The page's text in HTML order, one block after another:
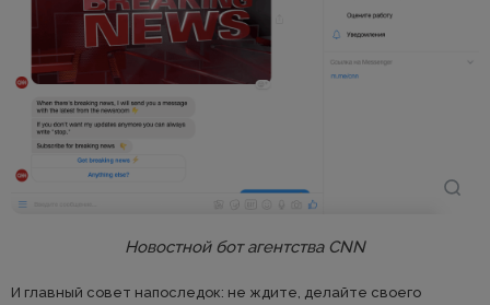
Новостной бот агентства CNN
И главный совет напоследок: не ждите, делайте своего